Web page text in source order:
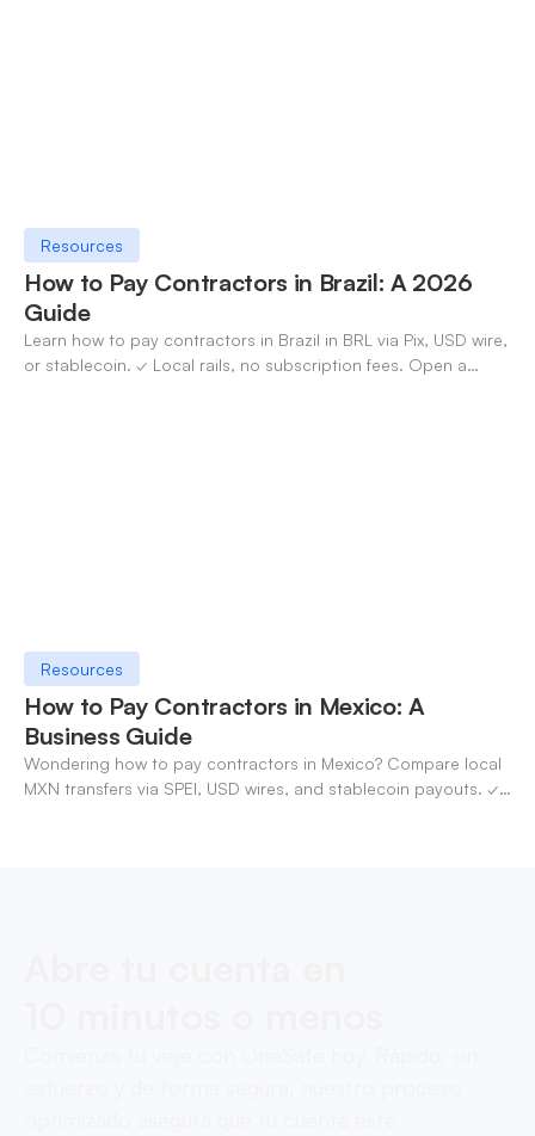
Resources
How to Pay Contractors in Brazil: A 2026
Guide
Learn how to pay contractors in Brazil in BRL via Pix, USD wire,
or stablecoin. ✓ Local rails, no subscription fees. Open a
Resources
How to Pay Contractors in Mexico: A
Business Guide
Wondering how to pay contractors in Mexico? Compare local
MXN transfers via SPEI, USD wires, and stablecoin payouts. ✓